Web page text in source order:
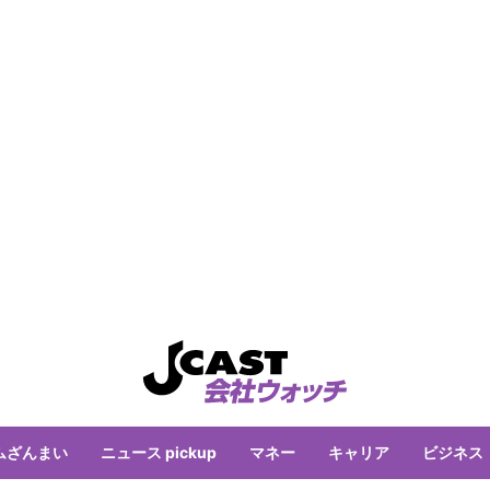
ざんまい ニュース pickup マネー キャリア ビジネス